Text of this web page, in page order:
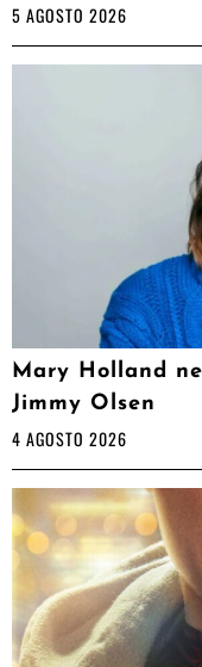
5 AGOSTO 2026
Mary Holland
Jimmy Olsen
4 AGOSTO 2026